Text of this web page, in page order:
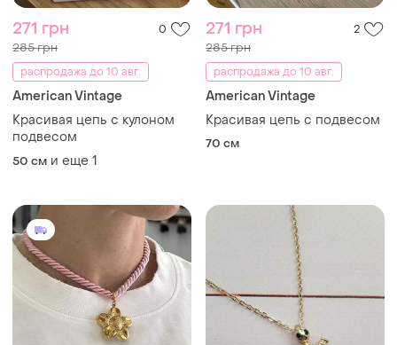
271 грн 0
285 грн
распродажа до 10 авг.
American Vintage
Красивая цепь с кулоном
подвесом
50 см и еще 1
271 грн 2
285 грн
распродажа до 10 авг.
American Vintage
Красивая цепь с подвесом
70 см